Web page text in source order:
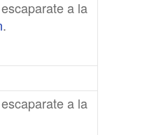
a la
.
a la